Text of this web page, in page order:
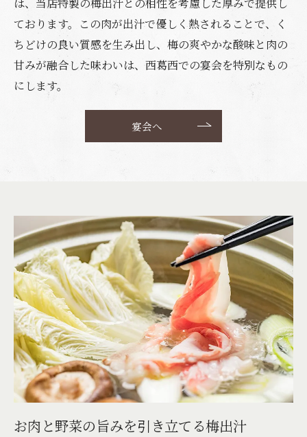
は、当店特製の梅出汁との相性を考慮した厚みで提供し
ております。この肉が出汁で優しく熱されることで、く
ちどけの良い質感を生み出し、梅の爽やかな酸味と肉の
甘みが融合した味わいは、西葛西での宴会を特別なもの
にします。
宴会へ
お肉と野菜の旨みを引き立てる梅出汁